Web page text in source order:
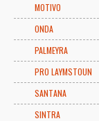
MOTIVO
ONDA
PALMEYRA
PRO LAYMSTOUN
SANTANA
SINTRA